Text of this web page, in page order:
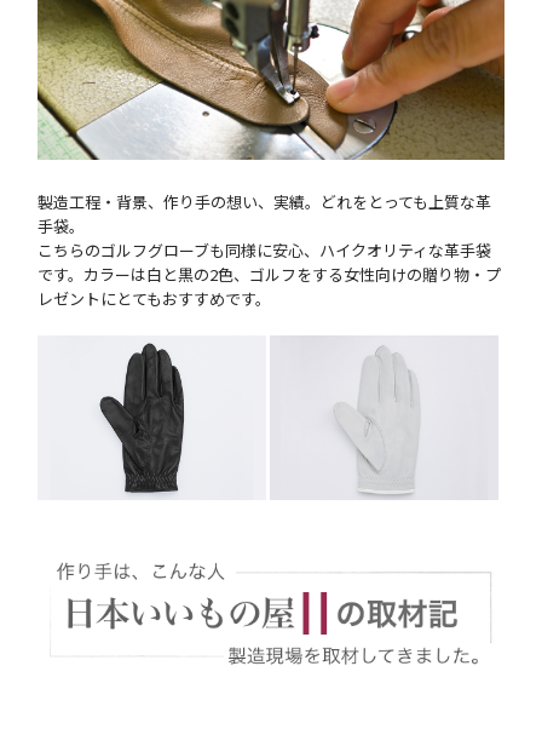
製造工程・背景、作り手の想い、実績。どれをとっても上質な革
手袋。
こちらのゴルフグローブも同様に安心、ハイクオリティな革手袋
です。カラーは白と黒の2色、ゴルフをする女性向けの贈り物・プ
レゼントにとてもおすすめです。